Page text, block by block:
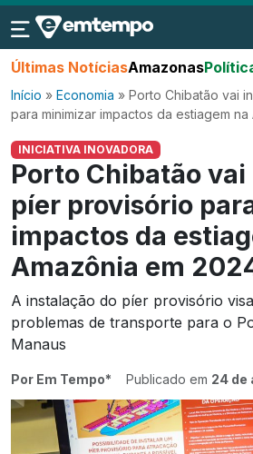
Últimas NotíciasAmazonas
Início » Economia » Porto Chibatão vai
para minimizar impactos da estiagem
INICIATIVA INOVADORA
Porto Chibatão
píer provisório
impactos da
Amazônia em
A instalação do píer provisório
problemas de transporte para o
Manaus
Por Em Tempo* Publicado em 24 de